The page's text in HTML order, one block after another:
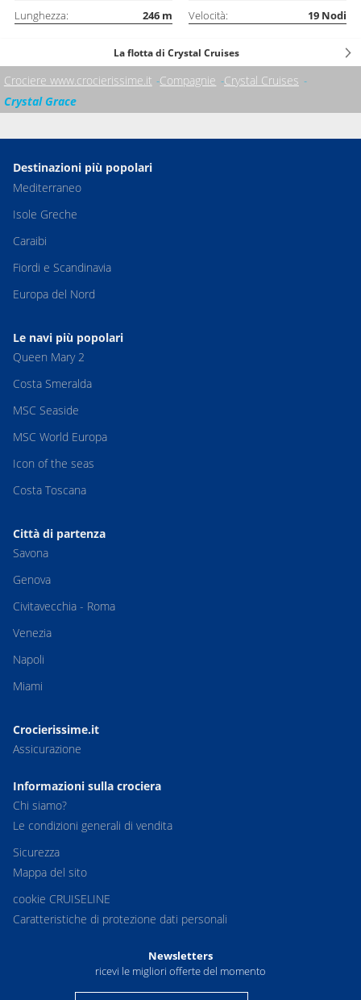
Lunghezza:
246 m Velocità: 19 Nodi
La flotta di Crystal Cruises
Crociere www.crocierissime.it Compagnie Crystal Cruises
Crystal Grace
Destinazioni più popolari
Mediterraneo
Isole Greche
Caraibi
Fiordi e Scandinavia
Europa del Nord
Le navi più popolari
Queen Mary 2
Costa Smeralda
MSC Seaside
MSC World Europa
Icon of the seas
Costa Toscana
Città di partenza
Savona
Genova
Civitavecchia - Roma
Venezia
Napoli
Miami
Crocierissime.it
Assicurazione
Informazioni sulla crociera
Chi siamo?
Le condizioni generali di vendita
Sicurezza
Mappa del sito
cookie CRUISELINE
Caratteristiche di protezione dati personali
Newsletters
ricevi le migliori offerte del momento